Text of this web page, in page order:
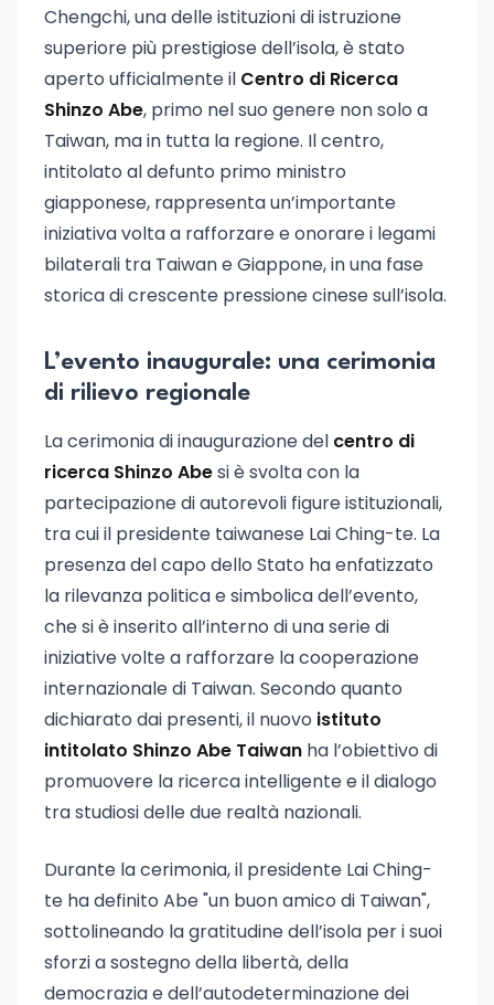
Chengchi, una delle istituzioni di istruzione
superiore più prestigiose dell’isola, è stato
aperto ufficialmente il Centro di Ricerca
Shinzo Abe, primo nel suo genere non solo a
Taiwan, ma in tutta la regione. Il centro,
intitolato al defunto primo ministro
giapponese, rappresenta un’importante
iniziativa volta a rafforzare e onorare i legami
bilaterali tra Taiwan e Giappone, in una fase
storica di crescente pressione cinese sull’isola.
L’evento inaugurale: una cerimonia
di rilievo regionale
La cerimonia di inaugurazione del centro di
ricerca Shinzo Abesi è svolta con la
partecipazione di autorevoli figure istituzionali,
tra cui il presidente taiwanese Lai Ching-te. La
presenza del capo dello Stato ha enfatizzato
la rilevanza politica e simbolica dell’evento,
che si è inserito all’interno di una serie di
iniziative volte a rafforzare la cooperazione
internazionale di Taiwan. Secondo quanto
dichiarato dai presenti, il nuovo istituto
intitolato Shinzo Abe Taiwan ha l’obiettivo di
promuovere la ricerca intelligente e il dialogo
tra studiosi delle due realtà nazionali.
Durante la cerimonia, il presidente Lai Ching-
te ha definito Abe "un buon amico di Taiwan",
sottolineando la gratitudine dell’isola per i suoi
sforzi a sostegno della libertà, della
democrazia e dell’autodeterminazione dei